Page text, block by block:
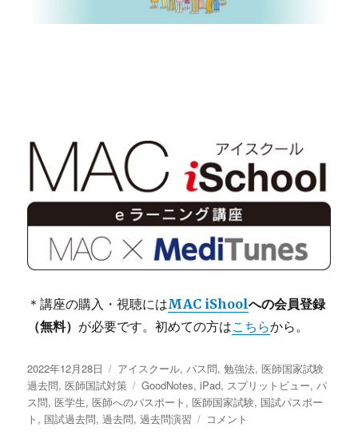
＊講座の購入・視聴にはMAC iShoolへの会員登録
（無料） が必要です。初めての方はこちらから。
投
稿
日:
2022年12月28日
カ
テ
ゴ
リ
アイスクール,パス問,勉強法,医師国家試験
過去問,医師国試対策
タ
グ
GoodNotes,iPad, スプリットビュー,パ
ス問,医学生,医師へのパスポート ,医師国家試験, 国試パスポー
ト , 国試過去問,過去問,過去問演習
パ
コメント